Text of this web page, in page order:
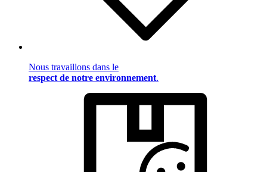
Nous travaillons dans le
respect de notre environnement.